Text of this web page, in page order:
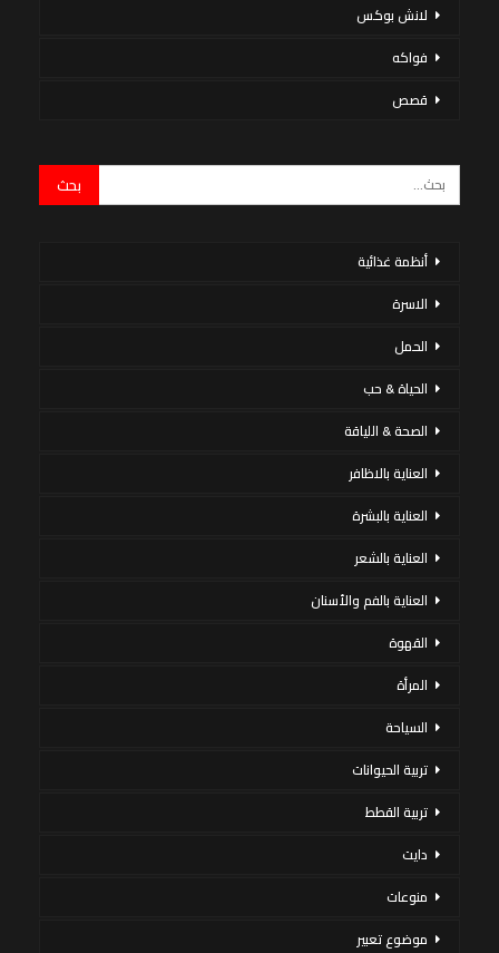
لانش بوكس
فواكه
قصص
أنظمة غذائية
الاسرة
الحمل
الحياة & حب
الصحة & اللياقة
العناية بالاظافر
العناية بالبشرة
العناية بالشعر
العناية بالفم والأسنان
القهوة
المرأة
السياحة
تربية الحيوانات
تربية القطط
دايت
منوعات
موضوع تعبير